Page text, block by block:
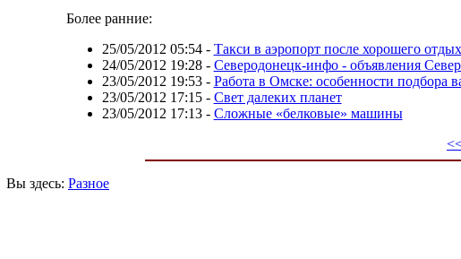
Более ранние:
25/05/2012 05:54- Такси в аэропорт после хорошего
24/05/2012 19:28- Северодонецк-инфо - объявления
23/05/2012 19:53- Работа в Омске: особенности подбора
23/05/2012 17:15- Свет далеких планет
23/05/2012 17:13- Сложные «белковые» машины
Вы здесь: Разное